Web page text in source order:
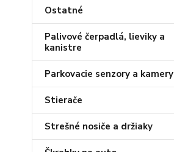
Ostatné
Palivové čerpadlá, lieviky a
kanistre
Parkovacie senzory a kamery
Stierače
Strešné nosiče a držiaky